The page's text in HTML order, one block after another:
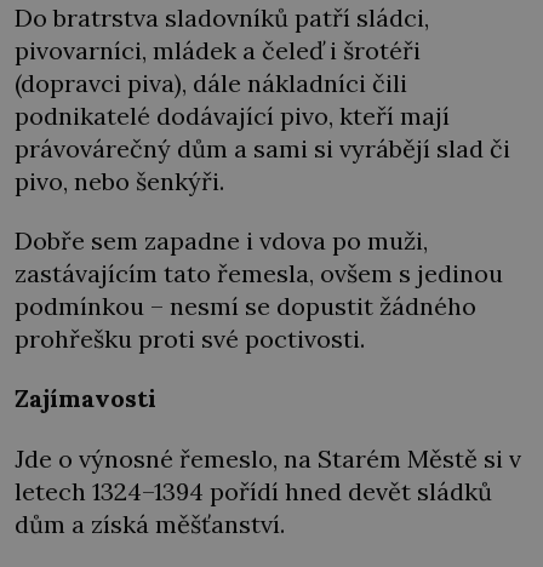
Do bratrstva sladovníků patří sládci,
pivovarníci, mládek a čeleď i šrotéři
(dopravci piva), dále nákladníci čili
podnikatelé dodávající pivo, kteří mají
právovárečný dům a sami si vyrábějí slad či
pivo, nebo šenkýři.
Dobře sem zapadne i vdova po muži,
zastávajícím tato řemesla, ovšem s jedinou
podmínkou – nesmí se dopustit žádného
prohřešku proti své poctivosti.
Zajímavosti
Jde o výnosné řemeslo, na Starém Městě si v
letech 1324–1394 pořídí hned devět sládků
dům a získá měšťanství.